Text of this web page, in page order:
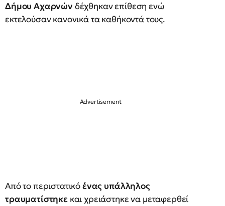
Δήμου Αχαρνών δέχθηκαν επίθεση ενώ
εκτελούσαν κανονικά τα καθήκοντά τους.
Από το περιστατικόένας υπάλληλος
τραυματίστηκεκαι χρειάστηκε να μεταφερθεί